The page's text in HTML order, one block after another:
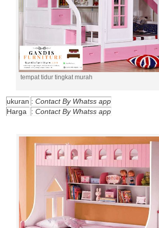
tempat tidur tingkat murah
ukuran : Contact By Whatss app
Harga
: Contact By Whatss app